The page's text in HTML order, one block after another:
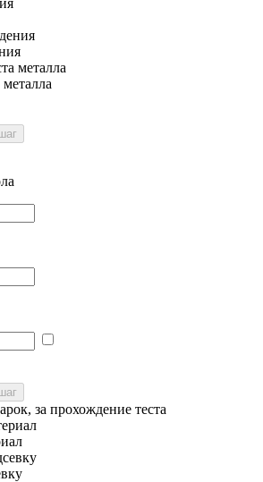
за прохождение теста